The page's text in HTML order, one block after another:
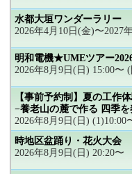
水都大垣ワンダーラリー
2026年4月10日(金)〜2027
明和電機★UMEツアー
2026年8月9日(日) 15:00〜
【事前予約制】夏の工作
−養老山の麓で作る 四季
2026年8月9日(日) (1)10:00
時地区盆踊り・花火大会
2026年8月9日(日) 20:20〜